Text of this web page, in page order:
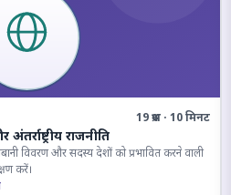
19 प्रश्न · 10 मिनट
राजनीति
विवरण और सदस्य देशों को प्रभावित करने वाली
करें।